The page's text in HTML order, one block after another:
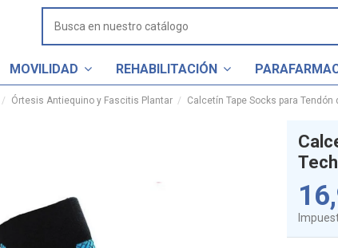
MOVILIDAD REHABILITACIÓN
Órtesis Antiequino y Fascitis Plantar Calcetín Tape Socks para